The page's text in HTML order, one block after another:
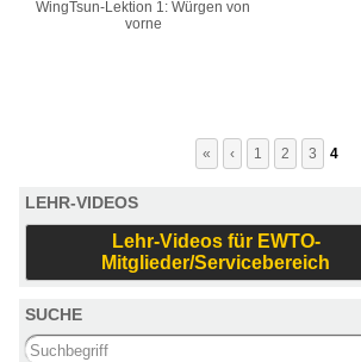
WingTsun-Lektion 1: Würgen von
vorne
« ‹ 1 2 3 4
LEHR-VIDEOS
Lehr-Videos für EWTO-
Mitglieder/Servicebereich
SUCHE
Search this site